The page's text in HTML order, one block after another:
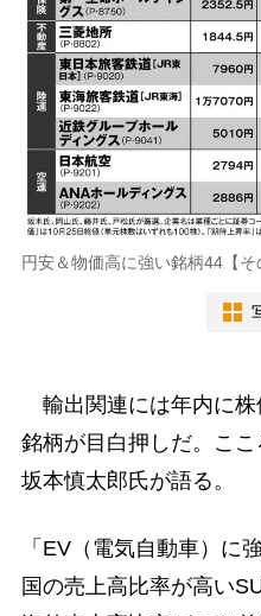
円安＆物価高に強い銘柄44【そ
輸出関連には年内に株
銘柄が目白押しだ。こ
坂本慎太郎氏が語る。
「EV（電気自動車）に
国の売上高比率が高い